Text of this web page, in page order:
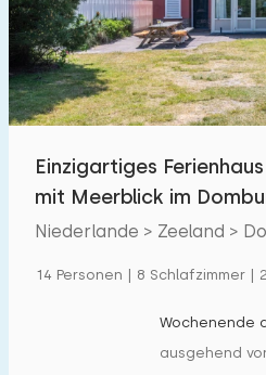
Schwimmbad
Eingezäunter Garten
Haustierfrei
Ladestation Auto
€ 0 — €
Einzigartiges
mit Meerblick im
Niederlande > Zeeland >
14 Personen | 8 Schlafzimmer |
Wochenende
ausgehend